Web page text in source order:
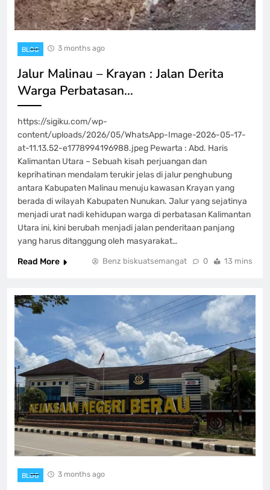
BLOG 3 months ago
Jalur Malinau – Krayan : Jalan Derita
Warga Perbatasan…
https://sigiku.com/wp-
content/uploads/2026/05/WhatsApp-Image-2026-05-17-
at-11.13.52-e1778994196988.jpeg Pewarta : Abd. Haris
Kalimantan Utara – Sebuah kisah perjuangan dan
keprihatinan mendalam terukir jelas di jalur penghubung
antara Kabupaten Malinau menuju kawasan Krayan yang
berada di wilayah Kabupaten Nunukan. Jalur yang sejatinya
menjadi urat nadi kehidupan warga di perbatasan Kalimantan
Utara ini, kini berubah menjadi jalan penderitaan panjang
yang harus ditanggung oleh masyarakat…
Read More
Benz biskuatsemangat 0 13 mins
BLOG 3 months ago